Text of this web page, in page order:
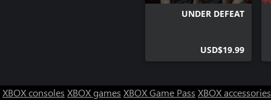
UNDER DEFEAT
USD$19.99
XBOX consoles XBOX games XBOX Game Pass XBOX accessories